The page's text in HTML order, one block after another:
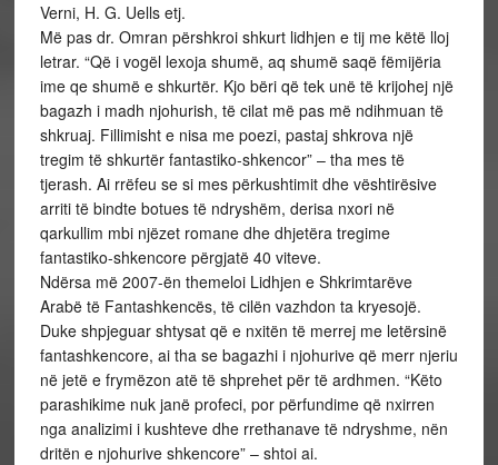
Verni, H. G. Uells etj.
Më pas dr. Omran përshkroi shkurt lidhjen e tij me këtë lloj
letrar. “Që i vogël lexoja shumë, aq shumë saqë fëmijëria
ime qe shumë e shkurtër. Kjo bëri që tek unë të krijohej një
bagazh i madh njohurish, të cilat më pas më ndihmuan të
shkruaj. Fillimisht e nisa me poezi, pastaj shkrova një
tregim të shkurtër fantastiko-shkencor” – tha mes të
tjerash. Ai rrëfeu se si mes përkushtimit dhe vështirësive
arriti të bindte botues të ndryshëm, derisa nxori në
qarkullim mbi njëzet romane dhe dhjetëra tregime
fantastiko-shkencore përgjatë 40 viteve.
Ndërsa më 2007-ën themeloi Lidhjen e Shkrimtarëve
Arabë të Fantashkencës, të cilën vazhdon ta kryesojë.
Duke shpjeguar shtysat që e nxitën të merrej me letërsinë
fantashkencore, ai tha se bagazhi i njohurive që merr njeriu
në jetë e frymëzon atë të shprehet për të ardhmen. “Këto
parashikime nuk janë profeci, por përfundime që nxirren
nga analizimi i kushteve dhe rrethanave të ndryshme, nën
dritën e njohurive shkencore” – shtoi ai.